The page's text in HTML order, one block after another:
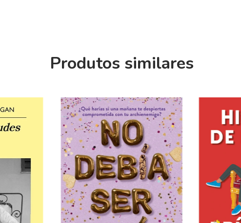
Produtos similares